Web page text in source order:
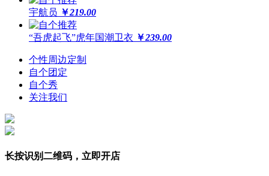
宇航员 ￥219.00
“吾虎起飞”虎年国潮卫衣 ￥239.00
个性周边定制
自个团定
自个秀
关注我们
长按识别二维码，立即开店